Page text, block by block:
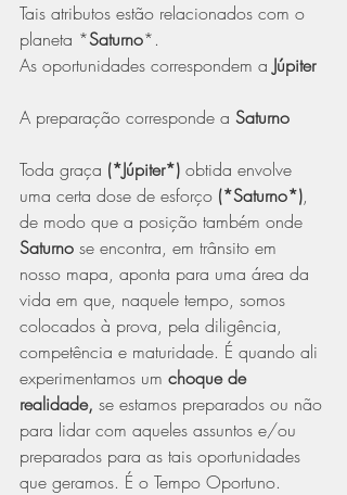
Tais atributos estão relacionados com o
planeta *Saturno*.
As oportunidades correspondem a Júpiter
A preparação corresponde a Saturno
Toda graça (*Júpiter*) obtida envolve
uma certa dose de esforço (*Saturno*),
de modo que a posição também onde
Saturno se encontra, em trânsito em
nosso mapa, aponta para uma área da
vida em que, naquele tempo, somos
colocados à prova, pela diligência,
competência e maturidade. É quando ali
experimentamos um choque de
realidade, se estamos preparados ou não
para lidar com aqueles assuntos e/ou
preparados para as tais oportunidades
que geramos. É o Tempo Oportuno.